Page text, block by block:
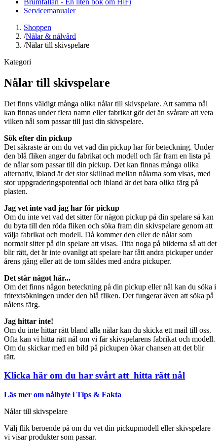
Servicemanualer
Shoppen
/Nålar & nålvård
/Nålar till skivspelare
Kategori
Nålar till skivspelare
Det finns väldigt många olika nålar till skivspelare. Att samma nål
kan finnas under flera namn eller fabrikat gör det än svårare att veta
vilken nål som passar till just din skivspelare.
Sök efter din pickup
Det säkraste är om du vet vad din pickup har för beteckning. Under
den blå fliken anger du fabrikat och modell och får fram en lista på
de nålar som passar till din pickup. Det kan finnas många olika
alternativ, ibland är det stor skillnad mellan nålarna som visas, med
stor uppgraderingspotential och ibland är det bara olika färg på
plasten.
Jag vet inte vad jag har för pickup
Om du inte vet vad det sitter för någon pickup på din spelare så kan
du byta till den röda fliken och söka fram din skivspelare genom att
välja fabrikat och modell. Då kommer den eller de nålar som
normalt sitter på din spelare att visas. Titta noga på bilderna så att det
blir rätt, det är inte ovanligt att spelare har fått andra pickuper under
årens gång eller att de tom såldes med andra pickuper.
Det står något här...
Om det finns någon beteckning på din pickup eller nål kan du söka i
fritextsökningen under den blå fliken. Det fungerar även att söka på
nålens färg.
Jag hittar inte!
Om du inte hittar rätt bland alla nålar kan du skicka ett mail till oss.
Ofta kan vi hitta rätt nål om vi får skivspelarens fabrikat och modell.
Om du skickar med en bild på pickupen ökar chansen att det blir
rätt.
Klicka här om du har svårt att hitta rätt nål
Läs mer om nålbyte i Tips & Fakta
Nålar till skivspelare
Välj flik beroende på om du vet din pickupmodell eller skivspelare –
vi visar produkter som passar.